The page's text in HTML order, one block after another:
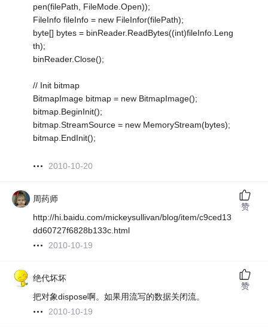
pen(filePath, FileMode.Open));
FileInfo fileInfo = new FileInfor(filePath);
byte[] bytes = binReader.ReadBytes((int)fileInfo.Leng
th);
binReader.Close();
// Init bitmap
BitmapImage bitmap = new BitmapImage();
bitmap.BeginInit();
bitmap.StreamSource = new MemoryStream(bytes);
bitmap.EndInit();
2010-10-20
周药师
http://hi.baidu.com/mickeysullivan/blog/item/c9ced13
dd60727f6828b133c.html
2010-10-19
赞
绝代坏坏
把对象dispose啊。如果用流写的数据关闭流。
2010-10-19
赞